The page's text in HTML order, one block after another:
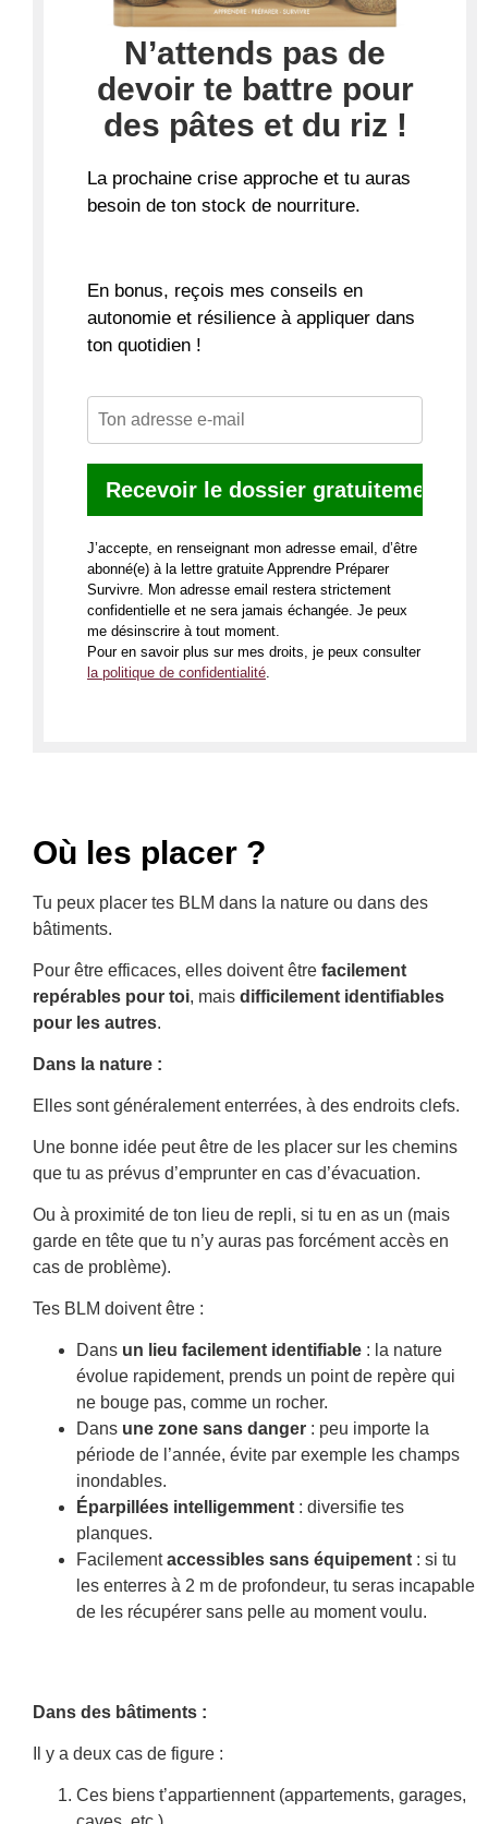
N’attends pas de
devoir te battre pour
des pâtes et du riz !
La prochaine crise approche et tu auras
besoin de ton stock de nourriture.
En bonus, reçois mes conseils en
autonomie et résilience à appliquer dans
ton quotidien !
J’accepte, en renseignant mon adresse email, d’être
abonné(e) à la lettre gratuite Apprendre Préparer
Survivre. Mon adresse email restera strictement
confidentielle et ne sera jamais échangée. Je peux
me désinscrire à tout moment.
Pour en savoir plus sur mes droits, je peux consulter
la politique de confidentialité.
Où les placer ?
Tu peux placer tes BLM dans la nature ou dans des
bâtiments.
Pour être efficaces, elles doivent être facilement
repérables pour toi, mais difficilement identifiables
pour les autres.
Dans la nature :
Elles sont généralement enterrées, à des endroits clefs.
Une bonne idée peut être de les placer sur les chemins
que tu as prévus d’emprunter en cas d’évacuation.
Ou à proximité de ton lieu de repli, si tu en as un (mais
garde en tête que tu n’y auras pas forcément accès en
cas de problème).
Tes BLM doivent être :
Dans un lieu facilement identifiable : la nature
évolue rapidement, prends un point de repère qui
ne bouge pas, comme un rocher.
Dans une zone sans danger : peu importe la
période de l’année, évite par exemple les champs
inondables.
Éparpillées intelligemment : diversifie tes
planques.
Facilementaccessibles sans équipement : si tu
les enterres à 2 m de profondeur, tu seras incapable
de les récupérer sans pelle au moment voulu.
Dans des bâtiments :
Il y a deux cas de figure :
Ces biens t’appartiennent (appartements, garages,